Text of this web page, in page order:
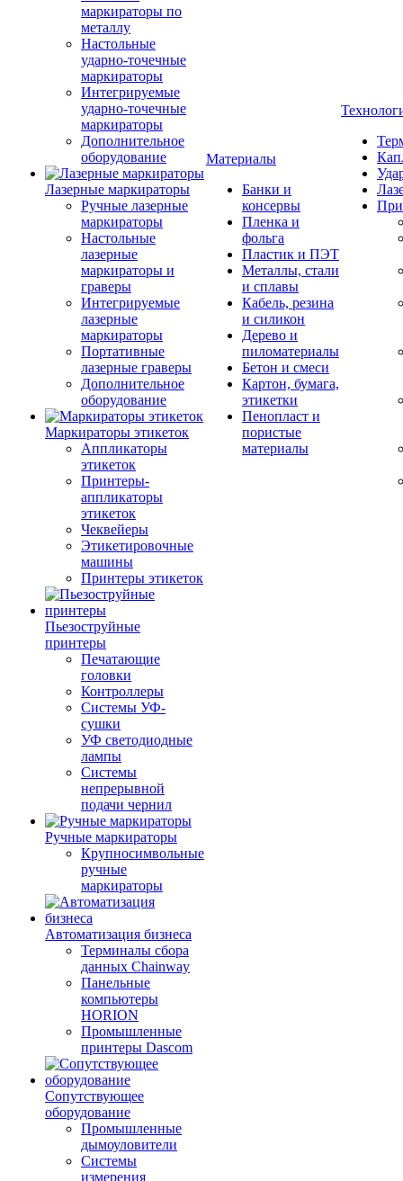
маркираторы по
металлу
Настольные
ударно-точечные
маркираторы
Интегрируемые
ударно-точечные
маркираторы
Дополнительное
оборудование
Лазерные маркираторы
Ручные лазерные
маркираторы
Настольные
лазерные
маркираторы и
граверы
Интегрируемые
лазерные
маркираторы
Портативные
лазерные граверы
Дополнительное
оборудование
Маркираторы этикеток
Аппликаторы
этикеток
Принтеры-
аппликаторы
этикеток
Чеквейеры
Этикетировочные
машины
Принтеры этикеток
Пьезоструйные
принтеры
Печатающие
головки
Контроллеры
Системы УФ-
сушки
УФ светодиодные
лампы
Системы
непрерывной
подачи чернил
Ручные маркираторы
Крупносимвольные
ручные
маркираторы
Автоматизация бизнеса
Терминалы сбора
данных Chainway
Панельные
компьютеры
HORION
Промышленные
принтеры Dascom
Сопутствующее
оборудование
Промышленные
дымоуловители
Системы
измерения
Материалы
Банки и
консервы
Пленка и
фольга
Пластик и ПЭТ
Металлы, стали
и сплавы
Кабель, резина
и силикон
Дерево и
пиломатериалы
Бетон и смеси
Картон, бумага,
этикетки
Пенопласт и
пористые
материалы